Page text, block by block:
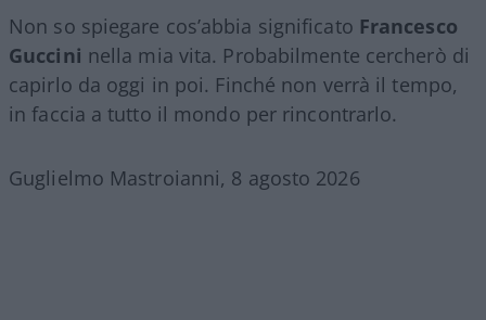
Non so spiegare cos’abbia significato Francesco
Guccini nella mia vita. Probabilmente cercherò di
capirlo da oggi in poi. Finché non verrà il tempo,
in faccia a tutto il mondo per rincontrarlo.
Guglielmo Mastroianni, 8 agosto 2026